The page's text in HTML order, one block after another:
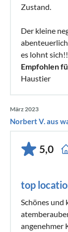
Zustand.
Der kleine
es lohnt
Empfohlen
Haustier
März 2023
Norbert V. aus
5,0
top
Schönes und
angenehmer